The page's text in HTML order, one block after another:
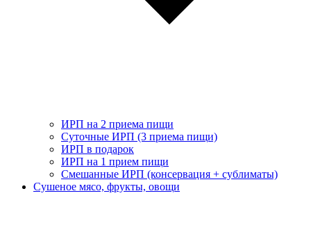
ИРП на 2 приема пищи
Суточные ИРП (3 приема пищи)
ИРП в подарок
ИРП на 1 прием пищи
Смешанные ИРП (консервация + сублиматы)
Сушеное мясо, фрукты, овощи